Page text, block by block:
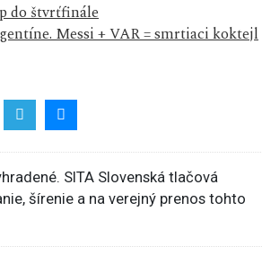
do štvrťfinále
Messi + VAR = smrtiaci koktejl
SITA Slovenská tlačová
šírenie a na verejný prenos tohto